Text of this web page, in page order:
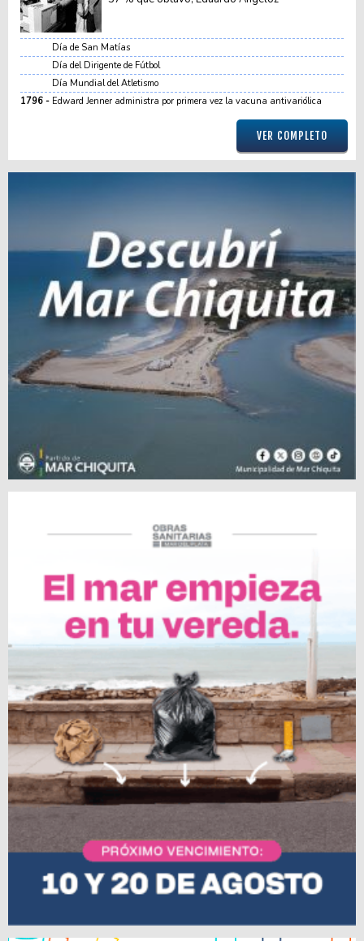
Día de San Matías
Día del Dirigente de Fútbol
Día Mundial del Atletismo
1796
Edward Jenner administra por primera vez la vacuna antivariólica
VER COMPLETO